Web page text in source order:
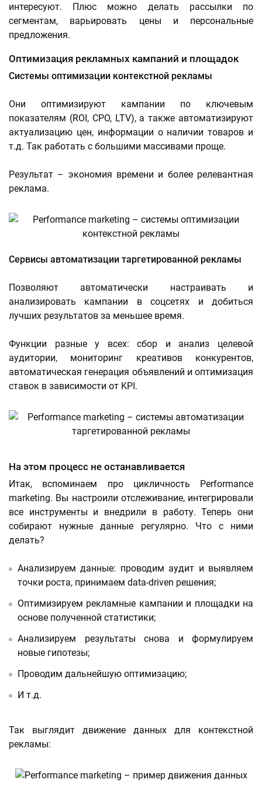
интересуют. Плюс можно делать рассылки по
сегментам, варьировать цены и персональные
предложения.
Оптимизация рекламных кампаний и площадок
Системы оптимизации контекстной рекламы
Они оптимизируют кампании по ключевым
показателям (ROI, CPO, LTV), а также автоматизируют
актуализацию цен, информации о наличии товаров и
т.д. Так работать с большими массивами проще.
Результат – экономия времени и более релевантная
реклама.
Сервисы автоматизации таргетированной рекламы
Позволяют автоматически настраивать и
анализировать кампании в соцсетях и добиться
лучших результатов за меньшее время.
Функции разные у всех: сбор и анализ целевой
аудитории, мониторинг креативов конкурентов,
автоматическая генерация объявлений и оптимизация
ставок в зависимости от KPI.
На этом процесс не останавливается
Итак, вспоминаем про цикличность Performance
marketing. Вы настроили отслеживание, интегрировали
все инструменты и внедрили в работу. Теперь они
собирают нужные данные регулярно. Что с ними
делать?
Анализируем данные: проводим аудит и выявляем
точки роста, принимаем data-driven решения;
Оптимизируем рекламные кампании и площадки на
основе полученной статистики;
Анализируем результаты снова и формулируем
новые гипотезы;
Проводим дальнейшую оптимизацию;
И т.д.
Так выглядит движение данных для контекстной
рекламы: